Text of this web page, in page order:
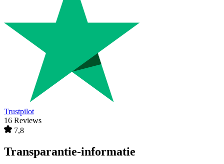
Trustpilot
16 Reviews
7,8
Transparantie-informatie